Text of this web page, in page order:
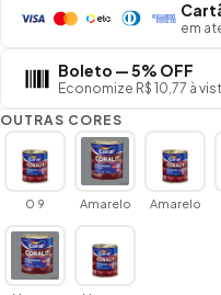
em
Boleto — 5% OFF
Economize R$ 10,77 à
OUTRAS CORES
0 9 Amarelo Amarelo